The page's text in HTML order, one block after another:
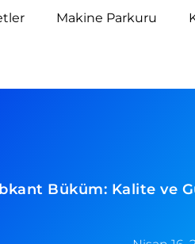
Makine Parkuru
Büküm: Kalite ve